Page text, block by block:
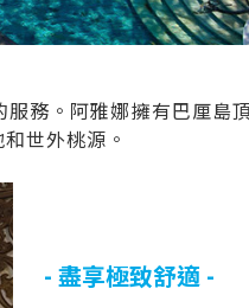
務。阿雅娜擁有巴厘島
世外桃源。
- 盡享極致舒適 -